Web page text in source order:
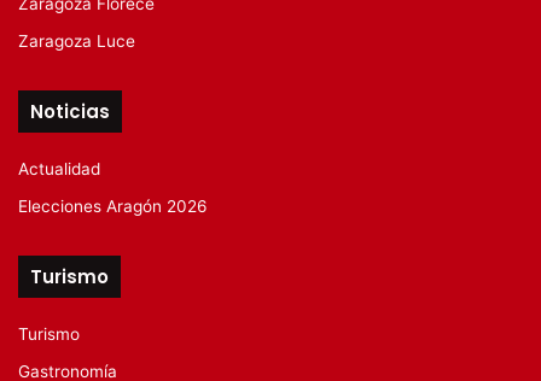
Zaragoza Luce
Noticias
Actualidad
Elecciones Aragón 2026
Turismo
Turismo
Gastronomía